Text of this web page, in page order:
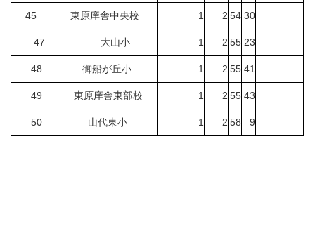
45 東原庠舎中央校 1 2 54 30
47 大山小 1 2 55 23
48 御船が丘小 1 2 55 41
49 東原庠舎東部校 1 2 55 43
50 山代東小 1 2 58 9